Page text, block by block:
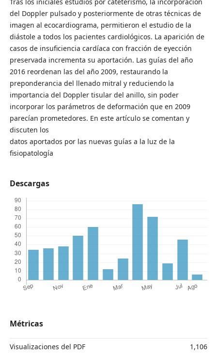
del Doppler pulsado y posteriormente de otras técnicas de
imagen al ecocardiograma, permitieron el estudio de la
diástole a todos los pacientes cardiológicos. La aparición de
casos de insuficiencia cardíaca con fracción de eyección
preservada incrementa su aportación. Las guías del año
2016 reordenan las del año 2009, restaurando la
preponderancia del llenado mitral y reduciendo la
importancia del Doppler tisular del anillo, sin poder
incorporar los parámetros de deformación que en 2009
parecían prometedores. En este artículo se comentan y
discuten los
datos aportados por las nuevas guías a la luz de la
fisiopatología
Descargas
Métricas
Visualizaciones del PDF 1,106